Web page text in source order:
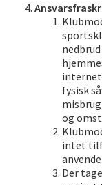
fysisk
og
intet
Der